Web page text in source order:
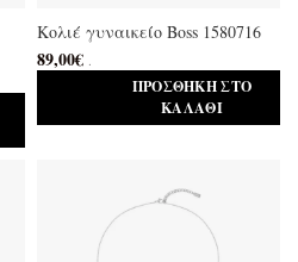
Κολιέ γυναικείο Boss 1580716
89,00€ .
ΠΡΟΣΘΉΚΗ ΣΤΟ
ΚΑΛΆΘΙ